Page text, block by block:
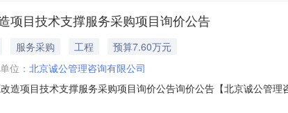
项目技术支撑服务采购项目询价公告
服务采购 工程
预算7.60万元
位： 北京诚公管理咨询有限公司
造项目技术支撑服务采购项目询价公告询价公告【北京诚公管